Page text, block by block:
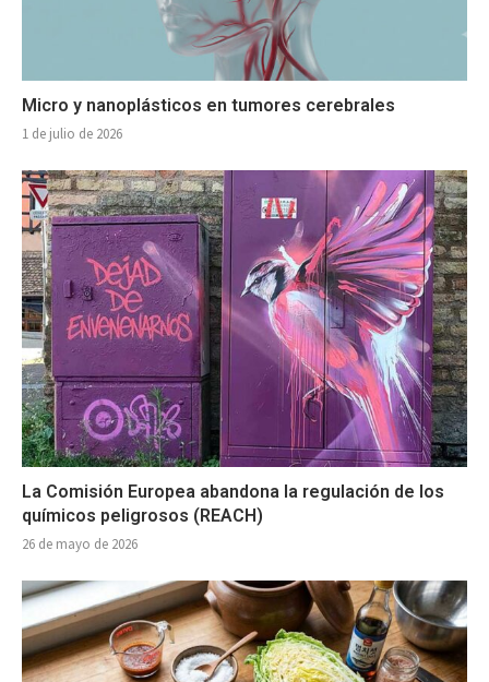
Micro y nanoplásticos en tumores cerebrales
1 de julio de 2026
La Comisión Europea abandona la regulación de los
químicos peligrosos (REACH)
26 de mayo de 2026